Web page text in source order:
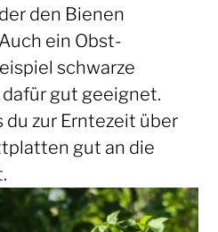
den Bienen
ein Obst-
schwarze
gut geeignet.
du zur Erntezeit über
gut an die